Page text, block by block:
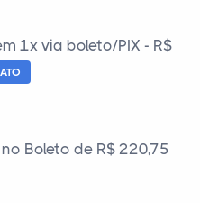
1x via boleto/PIX - R$
Boleto de R$ 220,75